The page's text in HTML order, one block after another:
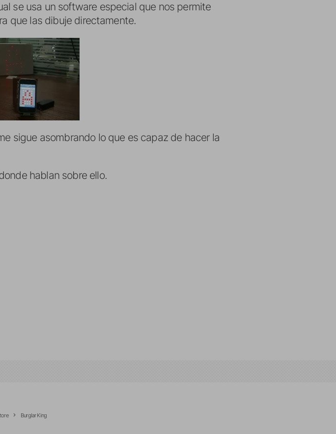
se usa un software especial que nos permite
que las dibuje directamente.
sigue asombrando lo que es capaz de hacer la
hablan sobre ello.
Burglar King